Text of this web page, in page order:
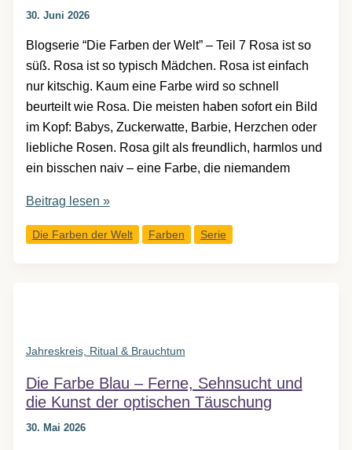
vereinnahmen
30. Juni 2026
Blogserie “Die Farben der Welt” – Teil 7 Rosa ist so
süß. Rosa ist so typisch Mädchen. Rosa ist einfach
nur kitschig. Kaum eine Farbe wird so schnell
beurteilt wie Rosa. Die meisten haben sofort ein Bild
im Kopf: Babys, Zuckerwatte, Barbie, Herzchen oder
liebliche Rosen. Rosa gilt als freundlich, harmlos und
ein bisschen naiv – eine Farbe, die niemandem
Die
Rosa
uns
erzählt
als
Beitrag lesen »
Die Farben der Welt Farben Serie
Jahreskreis, Ritual & Brauchtum
Die Farbe Blau – Ferne, Sehnsucht und
die Kunst der optischen Täuschung
30. Mai 2026